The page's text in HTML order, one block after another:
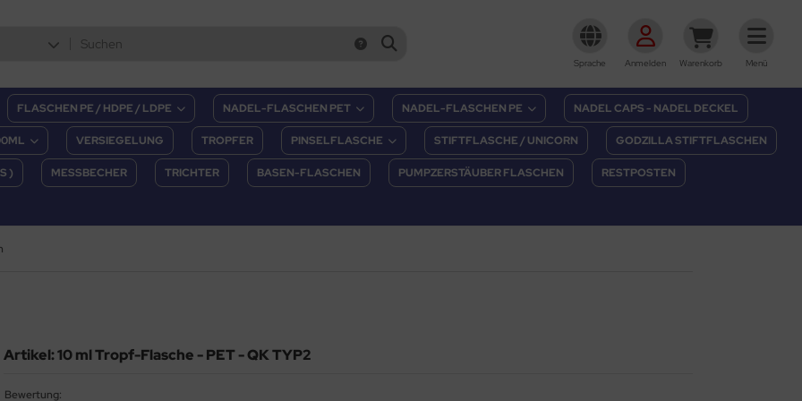
Sprache Anmelden Warenkorb Menü
FLASCHEN PE / HDPE / LDPE NADEL-FLASCHEN PET NADEL-FLASCHEN PE NADEL CAPS - NADEL DECKEL
VERSIEGELUNG TROPFER PINSELFLASCHE STIFTFLASCHE / UNICORN GODZILLA STIFTFLASCHEN
) MESSBECHER TRICHTER BASEN-FLASCHEN PUMPZERSTÄUBER FLASCHEN RESTPOSTEN
Artikel: 10 ml Tropf-Flasche - PET - QK TYP2
Bewertung: